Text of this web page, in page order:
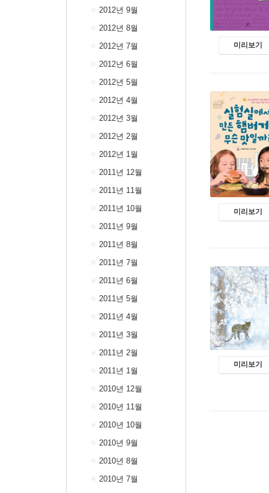
2012년 9월
2012년 8월
2012년 7월
2012년 6월
2012년 5월
2012년 4월
2012년 3월
2012년 2월
2012년 1월
2011년 12월
2011년 11월
2011년 10월
2011년 9월
2011년 8월
2011년 7월
2011년 6월
2011년 5월
2011년 4월
2011년 3월
2011년 2월
2011년 1월
2010년 12월
2010년 11월
2010년 10월
2010년 9월
2010년 8월
2010년 7월
미리보기
미리보기
미리보기